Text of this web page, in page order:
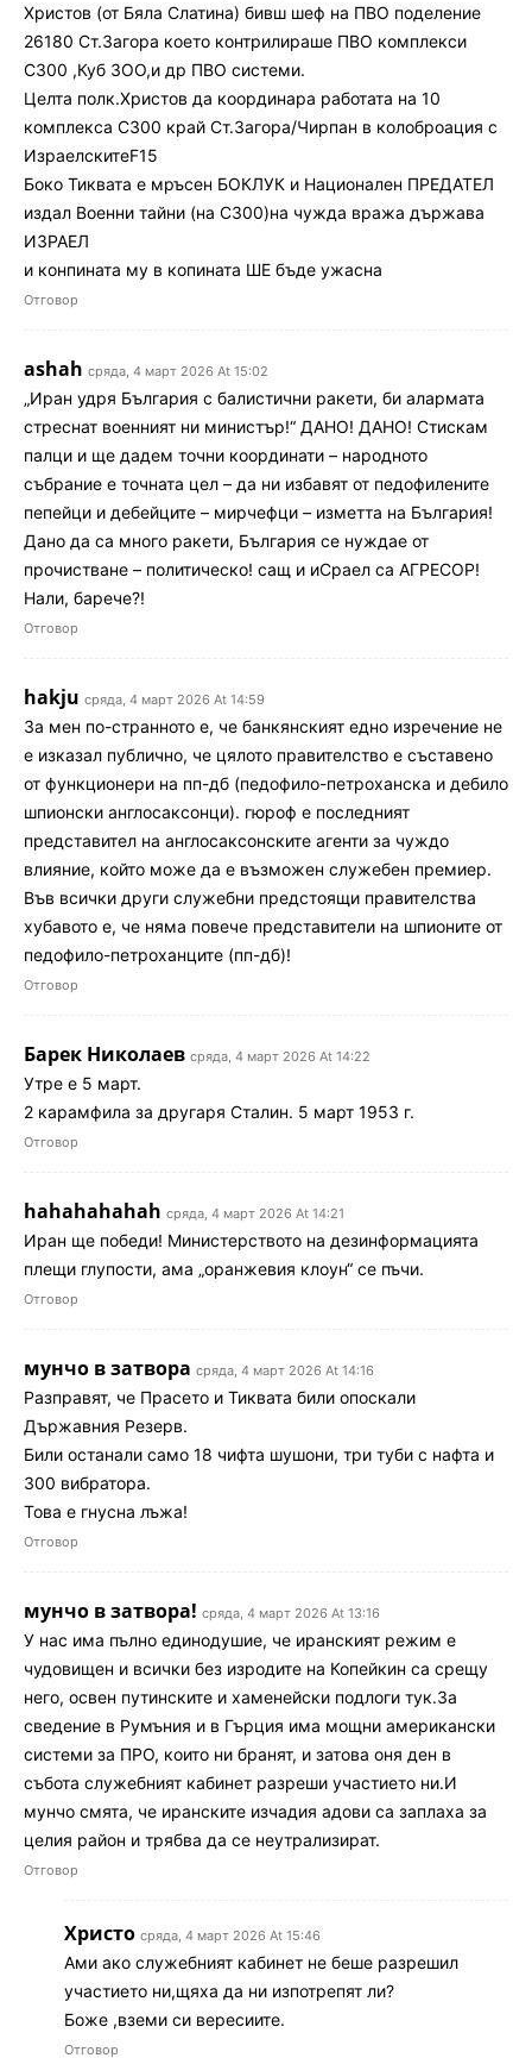
Христов (от Бяла Слатина) бивш шеф на ПВО поделение
26180 Ст.Загора което контрилираше ПВО комплекси
С300 ,Куб ЗОО,и др ПВО системи.
Целта полк.Христов да координара работата на 10
комплекса С300 край Ст.Загора/Чирпан в колоброация с
ИзраелскитеF15
Боко Тиквата е мръсен БОКЛУК и Национален ПРЕДАТЕЛ
издал Военни тайни (на С300)на чужда вража държава
ИЗРАЕЛ
и конпината му в копината ШЕ бъде ужасна
Отговор
ashah сряда, 4 март 2026 At 15:02
„Иран удря България с балистични ракети, би алармата
стреснат военният ни министър!“ ДАНО! ДАНО! Стискам
палци и ще дадем точни координати – народното
събрание е точната цел – да ни избавят от педофилените
пепейци и дебейците – мирчефци – изметта на България!
Дано да са много ракети, България се нуждае от
прочистване – политическо! сащ и иСраел са АГРЕСОР!
Нали, барече?!
Отговор
hakju сряда, 4 март 2026 At 14:59
За мен по-странното е, че банкянският едно изречение не
е изказал публично, че цялото правителство е съставено
от функционери на пп-дб (педофило-петроханска и дебило
шпионски англосаксонци). гюроф е последният
представител на англосаксонските агенти за чуждо
влияние, който може да е възможен служебен премиер.
Във всички други служебни предстоящи правителства
хубавото е, че няма повече представители на шпионите от
педофило-петроханците (пп-дб)!
Отговор
Барек Николаев сряда, 4 март 2026 At 14:22
Утре е 5 март.
2 карамфила за другаря Сталин. 5 март 1953 г.
Отговор
hahahahahah сряда, 4 март 2026 At 14:21
Иран ще победи! Министерството на дезинформацията
плещи глупости, ама „оранжевия клоун“ се пъчи.
Отговор
мунчо в затвора сряда, 4 март 2026 At 14:16
Разправят, че Прасето и Тиквата били опоскали
Държавния Резерв.
Били останали само 18 чифта шушони, три туби с нафта и
300 вибратора.
Това е гнусна лъжа!
Отговор
мунчо в затвора! сряда, 4 март 2026 At 13:16
У нас има пълно единодушие, че иранският режим е
чудовищен и всички без изродите на Копейкин са срещу
него, освен путинските и хаменейски подлоги тук.За
сведение в Румъния и в Гърция има мощни американски
системи за ПРО, които ни бранят, и затова оня ден в
събота служебният кабинет разреши участието ни.И
мунчо смята, че иранските изчадия адови са заплаха за
целия район и трябва да се неутрализират.
Отговор
Христо сряда, 4 март 2026 At 15:46
Ами ако служебният кабинет не беше разрешил
участието ни,щяха да ни изпотрепят ли?
Боже ,вземи си вересиите.
Отговор